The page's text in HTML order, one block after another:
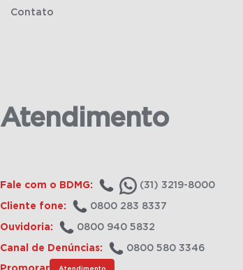
Contato
Atendimento
Fale com o BDMG: (31) 3219-8000
Cliente fone: 0800 283 8337
Ouvidoria: 0800 940 5832
Canal de Denúncias: 0800 580 3346
Atendimento